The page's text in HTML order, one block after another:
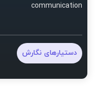
communication
دستیارهای نگارش